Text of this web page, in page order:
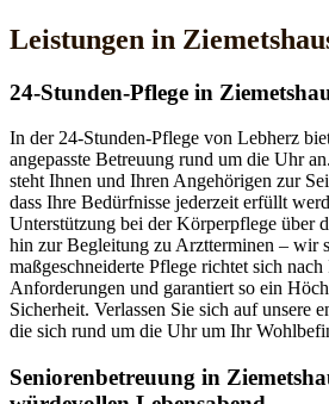
Leistungen in
24-Stunden-Pflege in
In der 24-Stunden-Pflege von Lebherz
angepasste Betreuung rund um die Uhr
steht Ihnen und Ihren Angehörigen zur
dass Ihre Bedürfnisse jederzeit erfüllt
Unterstützung bei der Körperpflege über
hin zur Begleitung zu Arztterminen – wir
maßgeschneiderte Pflege richtet sich
Anforderungen und garantiert so ein
Sicherheit. Verlassen Sie sich auf unsere
die sich rund um die Uhr um Ihr
Senioren­betreuung in